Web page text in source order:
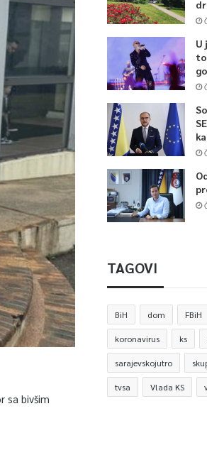
sa bivšim
U
TAGOVI
BiH dom FBiH
koronavirus ks
sarajevskojutro
tvsa Vlada KS